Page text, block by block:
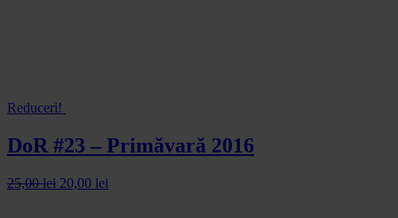
Reduceri!
DoR #23 – Primăvară 2016
25,00lei 20,00 lei